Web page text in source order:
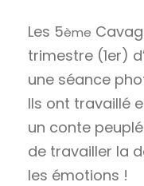
Les 5ème
trimestre (1er)
une séance
Ils ont travaillé
un conte
de travailler la
les émotions !